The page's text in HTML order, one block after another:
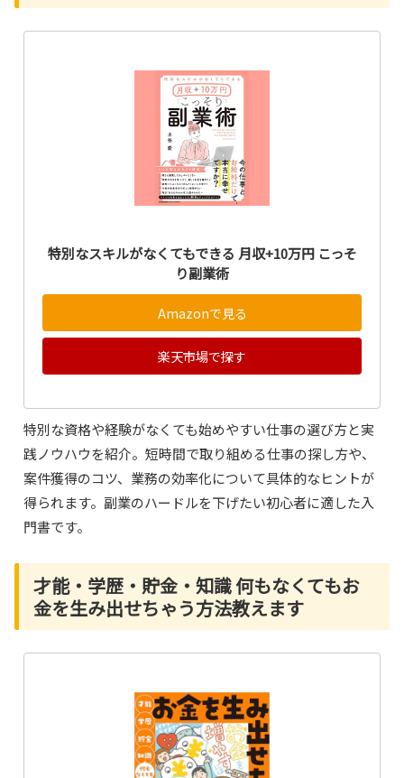
特別なスキルがなくてもできる 月収+10万円 こっそ
り副業術
Amazonで見る
楽天市場で探す
特別な資格や経験がなくても始めやすい仕事の選び方と実
践ノウハウを紹介。短時間で取り組める仕事の探し方や、
案件獲得のコツ、業務の効率化について具体的なヒントが
得られます。副業のハードルを下げたい初心者に適した入
門書です。
才能・学歴・貯金・知識 何もなくてもお
金を生み出せちゃう方法教えます